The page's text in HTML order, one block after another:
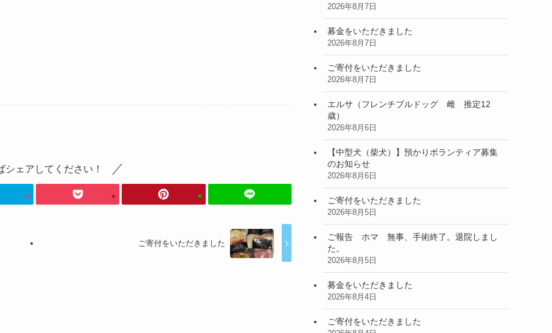
シェアしてください！
ご寄付をいただきました
2026年8月7日
募金をいただきました
2026年8月7日
ご寄付をいただきました
2026年8月7日
エルサ（フレンチブルドッグ 雌 推定12
歳）
2026年8月6日
【中型犬（柴犬）】預かりボランティア募集
のお知らせ
2026年8月6日
ご寄付をいただきました
2026年8月5日
ご報告 ホマ 無事、手術終了。退院しまし
た。
2026年8月5日
募金をいただきました
2026年8月4日
ご寄付をいただきました